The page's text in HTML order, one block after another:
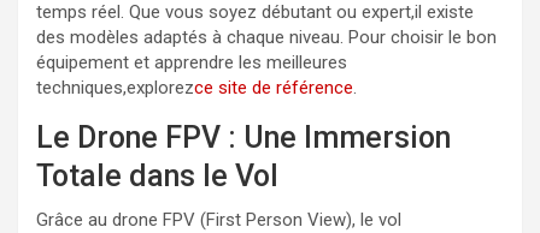
temps réel. Que vous soyez débutant ou expert,il existe
des modèles adaptés à chaque niveau. Pour choisir le bon
équipement et apprendre les meilleures
techniques,explorezce site de référence.
Le Drone FPV : Une Immersion
Totale dans le Vol
Grâce au drone FPV (First Person View), le vol